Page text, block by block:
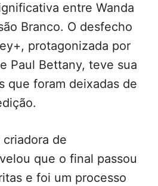
entre Wanda
Branco. O desfecho
protagonizada por
Paul Bettany, teve sua
que foram deixadas de
de
que o final passou
e foi um processo